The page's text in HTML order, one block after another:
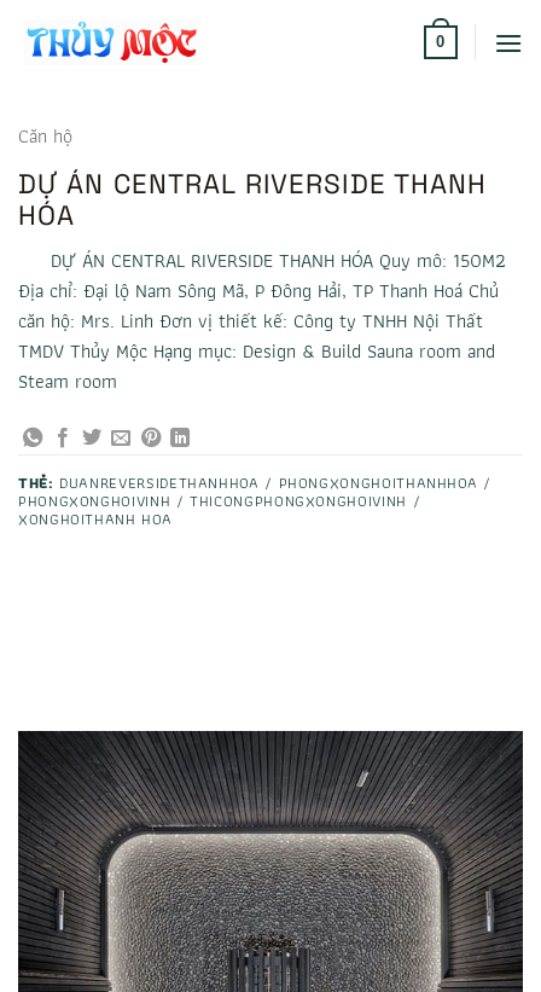
0
Căn hộ
DỰ ÁN CENTRAL RIVERSIDE THANH
HÓA
DỰ ÁN CENTRAL RIVERSIDE THANH HÓA Quy mô: 150M2
Địa chỉ: Đại lộ Nam Sông Mã, P Đông Hải, TP Thanh Hoá Chủ
căn hộ: Mrs. Linh Đơn vị thiết kế: Công ty TNHH Nội Thất
TMDV Thủy Mộc Hạng mục: Design & Build Sauna room and
Steam room
THẺ: DUANREVERSIDETHANHHOA / PHONGXONGHOITHANHHOA /
PHONGXONGHOIVINH / THICONGPHONGXONGHOIVINH /
XONGHOITHANH HOA